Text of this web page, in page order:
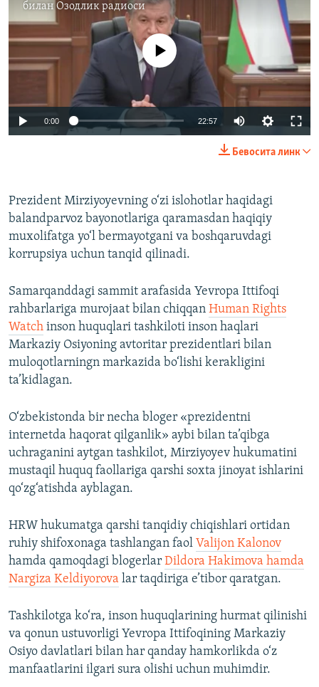
билан Озодлик радиоси
720p 1080p
Айни дамда медиа-манба мавжуд эмас
0:00 22:57
720p
1080p
Бевосита линк
Prezident Mirziyoyevning o‘zi islohotlar haqidagi
balandparvoz bayonotlariga qaramasdan haqiqiy
muxolifatga yo‘l bermayotgani va boshqaruvdagi
korrupsiya uchun tanqid qilinadi.
Samarqanddagi sammit arafasida Yevropa Ittifoqi
rahbarlariga murojaat bilan chiqqan Human Rights
Watch inson huquqlari tashkiloti inson haqlari
Markaziy Osiyoning avtoritar prezidentlari bilan
muloqotlarningn markazida bo‘lishi kerakligini
ta’kidlagan.
O‘zbekistonda bir necha bloger «prezidentni
internetda haqorat qilganlik» aybi bilan ta’qibga
uchraganini aytgan tashkilot, Mirziyoyev hukumatini
mustaqil huquq faollariga qarshi soxta jinoyat ishlarini
qo‘zg‘atishda ayblagan.
HRW hukumatga qarshi tanqidiy chiqishlari ortidan
ruhiy shifoxonaga tashlangan faol Valijon Kalonov
hamda qamoqdagi blogerlar Dildora Hakimova hamda
Nargiza Keldiyorova lar taqdiriga e’tibor qaratgan.
Tashkilotga ko‘ra, inson huquqlarining hurmat qilinishi
va qonun ustuvorligi Yevropa Ittifoqining Markaziy
Osiyo davlatlari bilan har qanday hamkorlikda o‘z
manfaatlarini ilgari sura olishi uchun muhimdir.